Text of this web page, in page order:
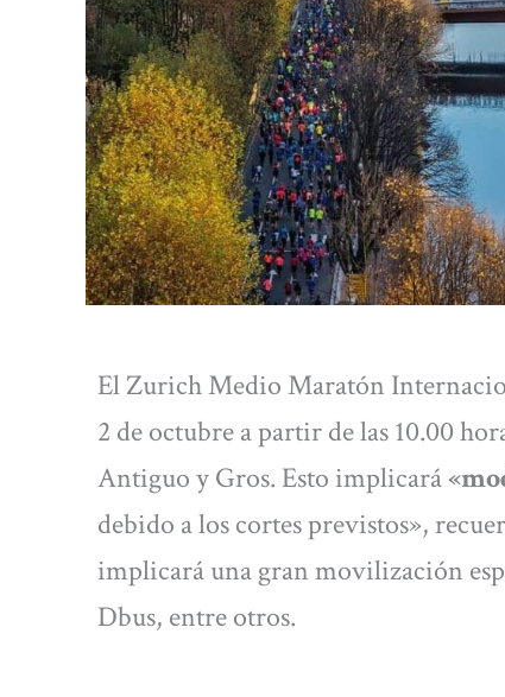
El Zurich Medio Maratón
2 de octubre a partir de las 10.00
Antiguo y Gros. Esto implicará
debido a los cortes previstos»,
implicará una gran movilización
Dbus, entre otros.